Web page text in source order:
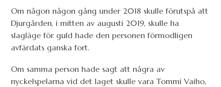
Om någon någon gång under 2018 skulle förutspå att
Djurgården, i mitten av augusti 2019, skulle ha
slagläge för guld hade den personen förmodligen
avfärdats ganska fort.
Om samma person hade sagt att några av
nyckelspelarna vid det laget skulle vara Tommi Vaiho,